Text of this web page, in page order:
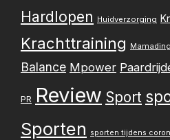
Hardlopen Huidverzorging
Krachttraining
Balance Mpower
PR Review Sport
Sporten sporten tijdens